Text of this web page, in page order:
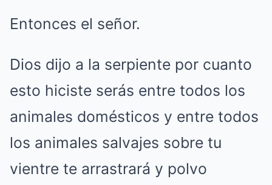
Entonces el señor.
Dios dijo a la serpiente por cuanto
esto hiciste serás entre todos los
animales domésticos y entre todos
los animales salvajes sobre tu
vientre te arrastrará y polvo